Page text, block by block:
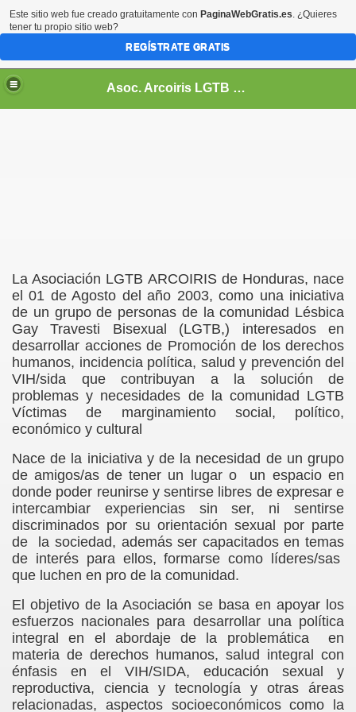
Asoc. Arcoiris LGTB de Honduras
La Asociación LGTB ARCOIRIS de Honduras, nace
el 01 de Agosto del año 2003, como una iniciativa
de un grupo de personas de la comunidad Lésbica
Gay Travesti Bisexual (LGTB,) interesados en
desarrollar acciones de Promoción de los derechos
humanos, incidencia política, salud y prevención del
VIH/sida que contribuyan a la solución de
problemas y necesidades de la comunidad LGTB
Víctimas de marginamiento social, político,
económico y cultural
Nace de la iniciativa y de la necesidad de un grupo
de amigos/as de tener un lugar o un espacio en
donde poder reunirse y sentirse libres de expresar e
intercambiar experiencias sin ser, ni sentirse
discriminados por su orientación sexual por parte
de la sociedad, además ser capacitados en temas
de interés para ellos, formarse como líderes/sas
que luchen en pro de la comunidad.
El objetivo de la Asociación se basa en apoyar los
esfuerzos nacionales para desarrollar una política
integral en el abordaje de la problemática en
materia de derechos humanos, salud integral con
énfasis en el VIH/SIDA, educación sexual y
reproductiva, ciencia y tecnología y otras áreas
relacionadas, aspectos socioeconómicos como la
Este sitio web fue creado gratuitamente con PaginaWebGratis.es. ¿Quieres
tener tu propio sitio web?
REGÍSTRATE GRATIS